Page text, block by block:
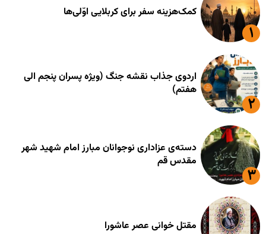
کمک‌هزینه سفر برای کربلایی اوّلی‌ها
اردوی جذاب نقشه جنگ (ویژه پسران پنجم الی
هفتم)
دسته‌ی عزاداری نوجوانان مبارز امام شهید شهر
مقدس قم
مقتل خوانی عصر عاشورا